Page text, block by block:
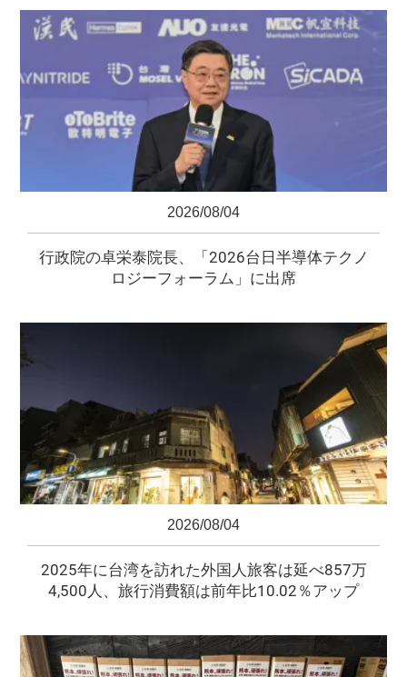
2026/08/04
行政院の卓栄泰院長、「2026台日半導体テクノ
ロジーフォーラム」に出席
2026/08/04
2025年に台湾を訪れた外国人旅客は延べ857万
4,500人、旅行消費額は前年比10.02％アップ